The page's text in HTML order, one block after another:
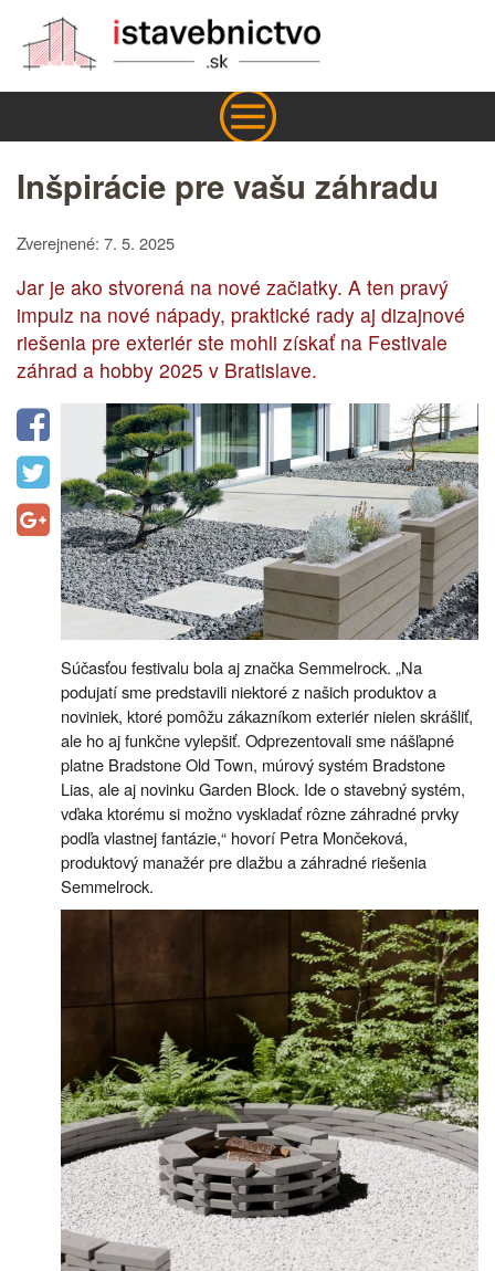
Inšpirácie pre vašu záhradu
Zverejnené: 7. 5. 2025
Jar je ako stvorená na nové začiatky. A ten pravý
impulz na nové nápady, praktické rady aj dizajnové
riešenia pre exteriér ste mohli získať na Festivale
záhrad a hobby 2025 v Bratislave.
Súčasťou festivalu bola aj značka Semmelrock. „Na
podujatí sme predstavili niektoré z našich produktov a
noviniek, ktoré pomôžu zákazníkom exteriér nielen skrášliť,
ale ho aj funkčne vylepšiť. Odprezentovali sme nášľapné
platne Bradstone Old Town, múrový systém Bradstone
Lias, ale aj novinku Garden Block. Ide o stavebný systém,
vďaka ktorému si možno vyskladať rôzne záhradné prvky
podľa vlastnej fantázie,“ hovorí Petra Mončeková,
produktový manažér pre dlažbu a záhradné riešenia
Semmelrock.